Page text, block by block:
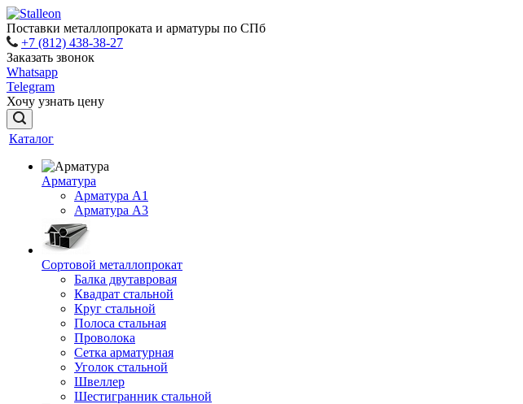
Поставки металлопроката и арматуры по СПб
+7 (812) 438-38-27
Заказать звонок
Whatsapp
Telegram
Хочу узнать цену
Каталог
Арматура
Арматура A1
Арматура А3
Сортовой металлопрокат
Балка двутавровая
Квадрат стальной
Круг стальной
Полоса стальная
Проволока
Сетка арматурная
Уголок стальной
Швеллер
Шестигранник стальной